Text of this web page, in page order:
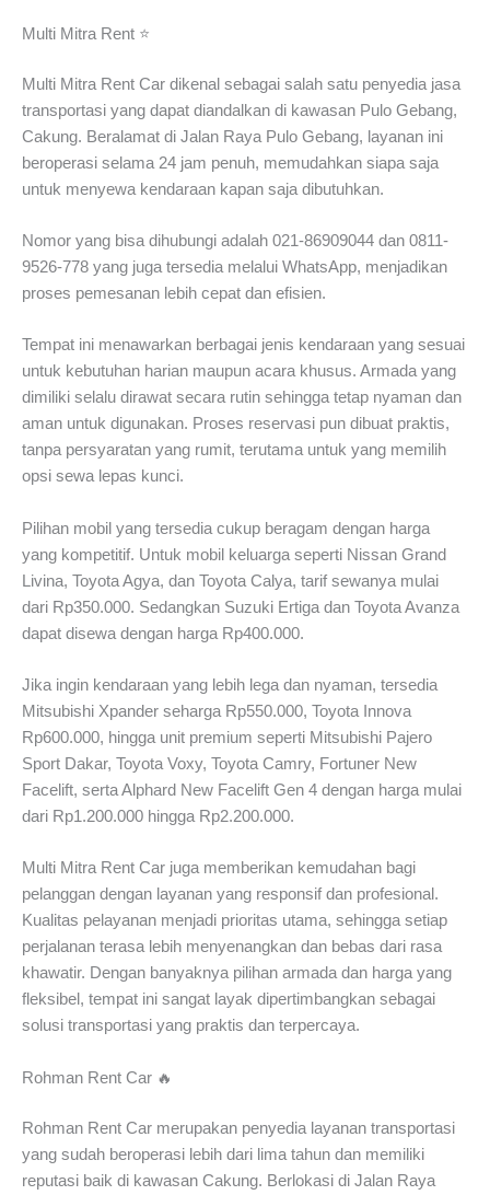
Multi Mitra Rent ⭐
Multi Mitra Rent Car dikenal sebagai salah satu penyedia jasa
transportasi yang dapat diandalkan di kawasan Pulo Gebang,
Cakung. Beralamat di Jalan Raya Pulo Gebang, layanan ini
beroperasi selama 24 jam penuh, memudahkan siapa saja
untuk menyewa kendaraan kapan saja dibutuhkan.
Nomor yang bisa dihubungi adalah 021-86909044 dan 0811-
9526-778 yang juga tersedia melalui WhatsApp, menjadikan
proses pemesanan lebih cepat dan efisien.
Tempat ini menawarkan berbagai jenis kendaraan yang sesuai
untuk kebutuhan harian maupun acara khusus. Armada yang
dimiliki selalu dirawat secara rutin sehingga tetap nyaman dan
aman untuk digunakan. Proses reservasi pun dibuat praktis,
tanpa persyaratan yang rumit, terutama untuk yang memilih
opsi sewa lepas kunci.
Pilihan mobil yang tersedia cukup beragam dengan harga
yang kompetitif. Untuk mobil keluarga seperti Nissan Grand
Livina, Toyota Agya, dan Toyota Calya, tarif sewanya mulai
dari Rp350.000. Sedangkan Suzuki Ertiga dan Toyota Avanza
dapat disewa dengan harga Rp400.000.
Jika ingin kendaraan yang lebih lega dan nyaman, tersedia
Mitsubishi Xpander seharga Rp550.000, Toyota Innova
Rp600.000, hingga unit premium seperti Mitsubishi Pajero
Sport Dakar, Toyota Voxy, Toyota Camry, Fortuner New
Facelift, serta Alphard New Facelift Gen 4 dengan harga mulai
dari Rp1.200.000 hingga Rp2.200.000.
Multi Mitra Rent Car juga memberikan kemudahan bagi
pelanggan dengan layanan yang responsif dan profesional.
Kualitas pelayanan menjadi prioritas utama, sehingga setiap
perjalanan terasa lebih menyenangkan dan bebas dari rasa
khawatir. Dengan banyaknya pilihan armada dan harga yang
fleksibel, tempat ini sangat layak dipertimbangkan sebagai
solusi transportasi yang praktis dan terpercaya.
Rohman Rent Car 🔥
Rohman Rent Car merupakan penyedia layanan transportasi
yang sudah beroperasi lebih dari lima tahun dan memiliki
reputasi baik di kawasan Cakung. Berlokasi di Jalan Raya